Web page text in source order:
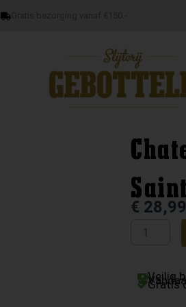
€ 28,99
Chateau
ClosVeilig
Gratis